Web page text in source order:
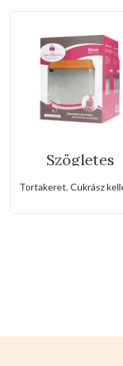
Szögletes
rozsdamentes
állítható
sütőkeret-
Tortakeret, Cukrász